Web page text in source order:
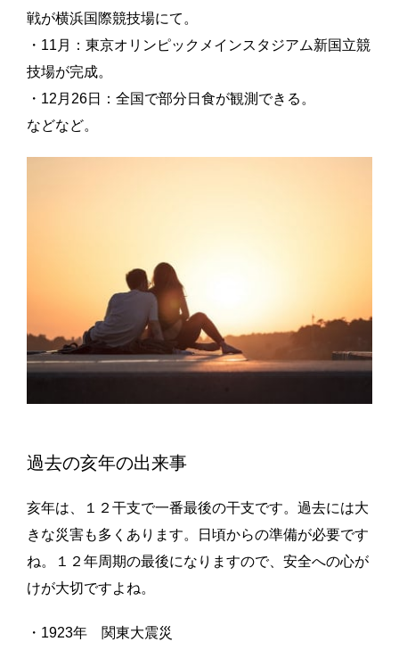
戦が横浜国際競技場にて。
・11月：東京オリンピックメインスタジアム新国立競
技場が完成。
・12月26日：全国で部分日食が観測できる。
などなど。
過去の亥年の出来事
亥年は、１２干支で一番最後の干支です。過去には大
きな災害も多くあります。日頃からの準備が必要です
ね。１２年周期の最後になりますので、安全への心が
けが大切ですよね。
・1923年 関東大震災